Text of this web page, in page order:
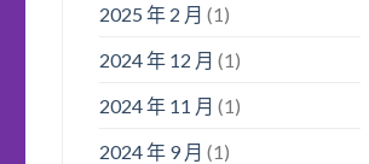
2025 年 2 月 (1)
2024 年 12 月 (1)
2024 年 11 月 (1)
2024 年 9 月 (1)